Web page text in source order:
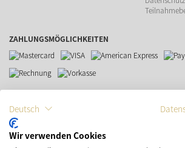
ZAHLUNGSMÖGLICHKEITEN
VERSAND SOCIAL
Deutsch
Wir verwenden Cookies